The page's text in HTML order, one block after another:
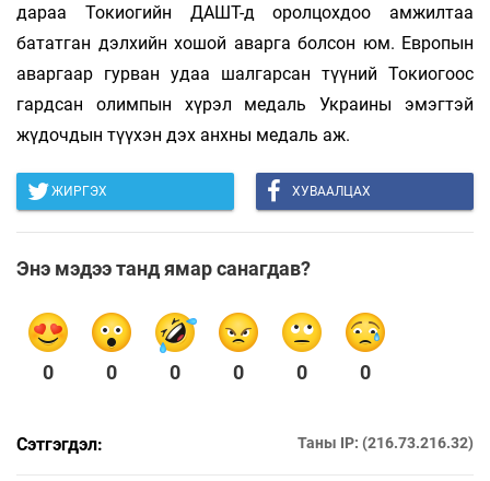
дараа Токиогийн ДАШТ-д оролцохдоо амжилтаа
бататган дэлхийн хошой аварга болсон юм. Европын
аваргаар гурван удаа шалгарсан түүний Токиогоос
гардсан олимпын хүрэл медаль Украины эмэгтэй
жүдочдын түүхэн дэх анхны медаль аж.
ЖИРГЭХ ХУВААЛЦАХ
Энэ мэдээ танд ямар санагдав?
0 0 0 0 0 0
Сэтгэгдэл: Таны IP: (216.73.216.32)